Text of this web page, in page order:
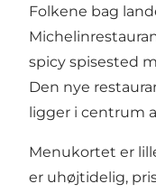
Folkene bag
spicy spisested
Den nye
ligger i centrum
Menukortet er
er uhøjtidelig,